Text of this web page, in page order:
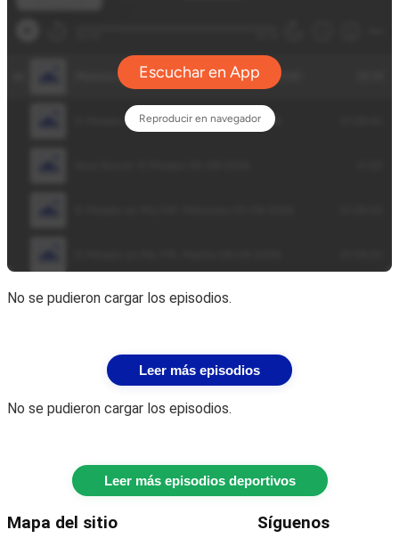
No se pudieron cargar los episodios.
Leer más episodios
No se pudieron cargar los episodios.
Leer más episodios deportivos
Mapa del sitio Síguenos